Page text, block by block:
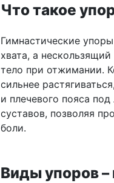
Что такое
Гимнастические
хвата, а
тело при отжимании.
сильнее
и плечевого пояса
суставов, позволяя
боли.
Виды упоров –